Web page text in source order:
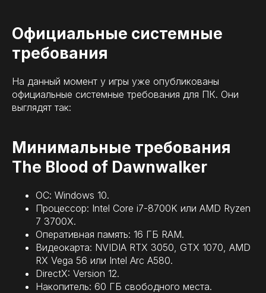
Официальные системные
требования
На данный момент у игры уже опубликованы
официальные системные требования для ПК. Они
выглядят так:
Минимальные требования
The Blood of Dawnwalker
ОС: Windows 10.
Процессор: Intel Core i7-8700K или AMD Ryzen
7 3700X.
Оперативная память: 16 ГБ RAM.
Видеокарта: NVIDIA RTX 3050, GTX 1070, AMD
RX Vega 56 или Intel Arc A580.
DirectX: Version 12.
Накопитель: 60 ГБ свободного места.